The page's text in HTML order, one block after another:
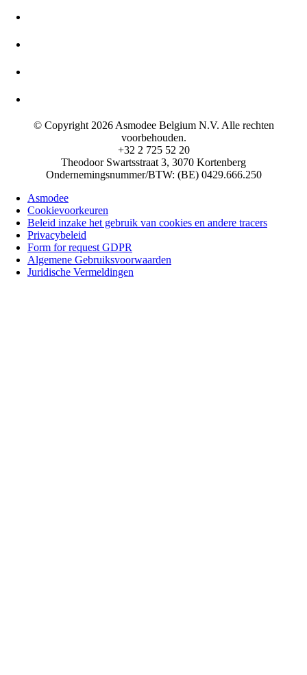
© Copyright 2026 Asmodee Belgium N.V. Alle rechten
voorbehouden.
+32 2 725 52 20
Theodoor Swartsstraat 3, 3070 Kortenberg
Ondernemingsnummer/BTW: (BE) 0429.666.250
Asmodee
Cookievoorkeuren
Beleid inzake het gebruik van cookies en andere tracers
Privacybeleid
Form for request GDPR
Algemene Gebruiksvoorwaarden
Juridische Vermeldingen